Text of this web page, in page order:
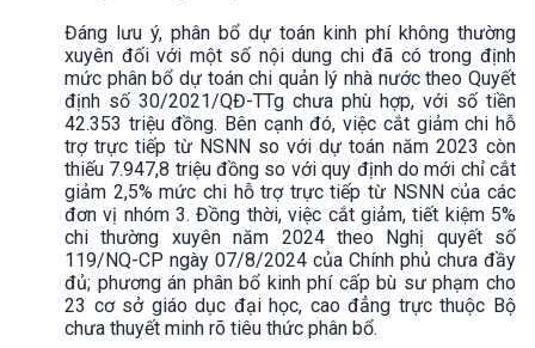
Đáng lưu ý, phân bổ dự toán kinh phí không thường
xuyên đối với một số nội dung chi đã có trong định
mức phân bổ dự toán chi quản lý nhà nước theo Quyết
định số 30/2021/QĐ-TTg chưa phù hợp, với số tiền
42.353 triệu đồng. Bên cạnh đó, việc cắt giảm chi hỗ
trợ trực tiếp từ NSNN so với dự toán năm 2023 còn
thiếu 7.947,8 triệu đồng so với quy định do mới chỉ cắt
giảm 2,5% mức chi hỗ trợ trực tiếp từ NSNN của các
đơn vị nhóm 3. Đồng thời, việc cắt giảm, tiết kiệm 5%
chi thường xuyên năm 2024 theo Nghị quyết số
119/NQ-CP ngày 07/8/2024 của Chính phủ chưa đầy
đủ; phương án phân bổ kinh phí cấp bù sư phạm cho
23 cơ sở giáo dục đại học, cao đẳng trực thuộc Bộ
chưa thuyết minh rõ tiêu thức phân bổ.